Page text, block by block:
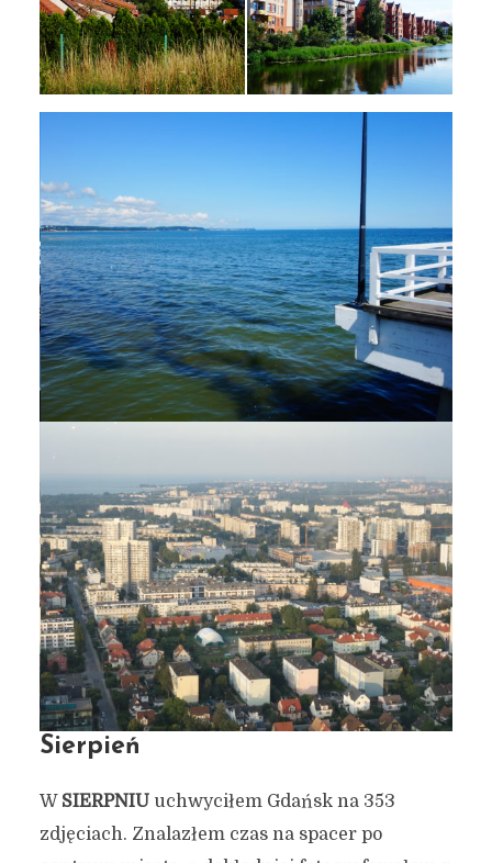
Sierpień
W SIERPNIUuchwyciłem Gdańsk na 353
zdjęciach. Znalazłem czas na spacer po